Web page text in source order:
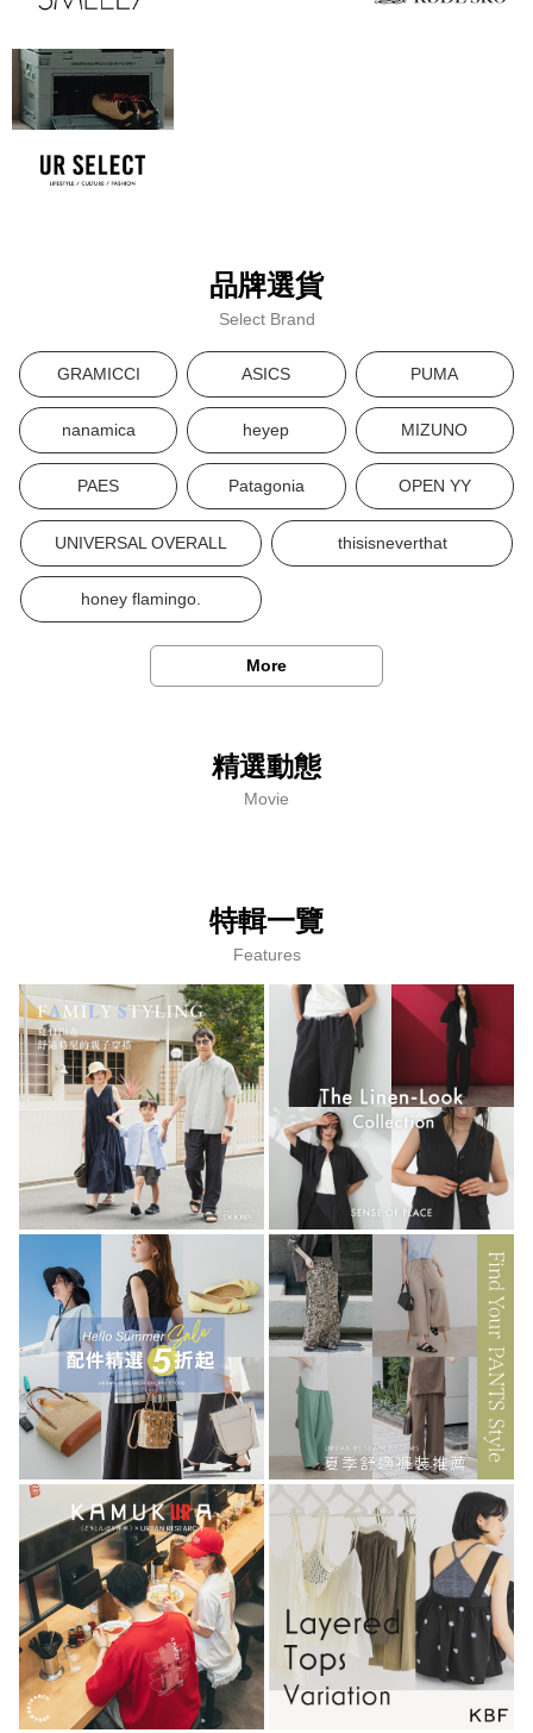
品牌選貨
Select Brand
GRAMICCI ASICS PUMA
nanamica heyep MIZUNO
PAES Patagonia OPEN YY
UNIVERSAL OVERALL thisisneverthat
honey flamingo.
More
精選動態
Movie
特輯一覽
Features